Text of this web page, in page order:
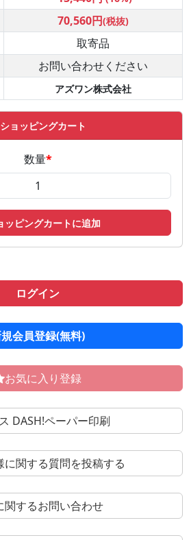
70,560円(税抜)
取寄品
お問い合わせください
アズワン株式会社
ショッピングカート
数量*
ッピングカートに追加
ログイン
会員登録(無料)
お気に入り登録
DASH!ペーパー印刷
に関する質問を投稿する
関するお問い合わせ